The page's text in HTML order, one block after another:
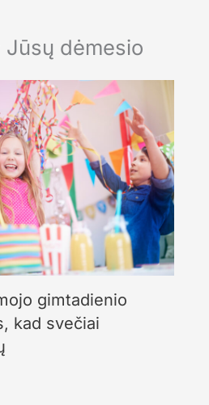
Jūsų dėmesio
gimtadienio
kad svečiai